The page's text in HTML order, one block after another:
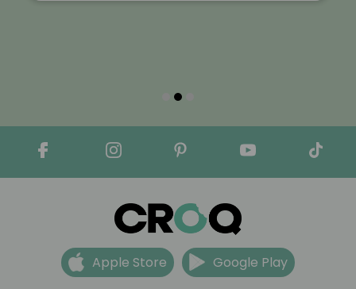
Apple Store Google Play